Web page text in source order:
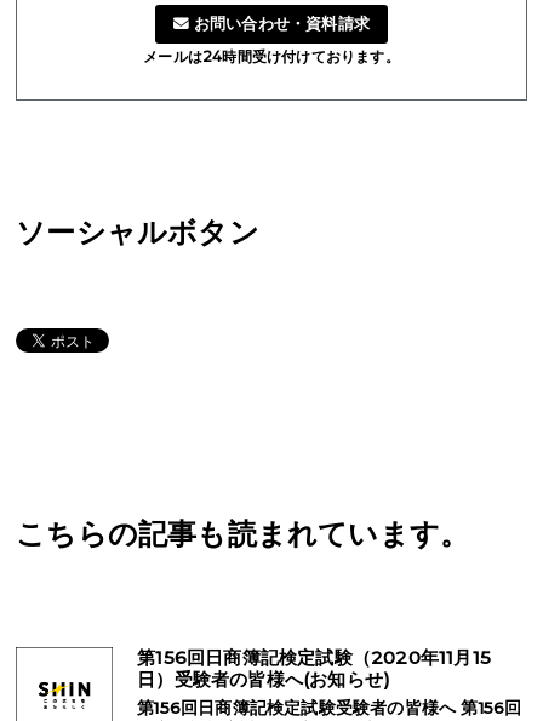
お問い合わせ・資料請求
メールは24時間受け付けております。
ソーシャルボタン
こちらの記事も読まれています。
第156回日商簿記検定試験（2020年11月15
日）受験者の皆様へ(お知らせ)
第156回日商簿記検定試験受験者の皆様へ 第156回